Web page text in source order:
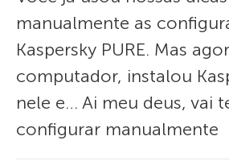
manualmente as
Kaspersky PURE. Mas
computador, instalou
nele e… Ai meu deus, vai
configurar manualmente